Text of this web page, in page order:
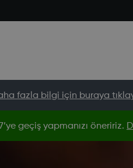
fazla bilgi için buraya
geçiş yapmanızı öneririz.